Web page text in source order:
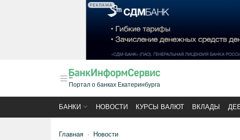
РЕКЛАМА
Портал о банках Екатеринбурга
БАНКИ НОВОСТИ КУРСЫ ВАЛЮТ ВКЛАДЫ
Главная Новости